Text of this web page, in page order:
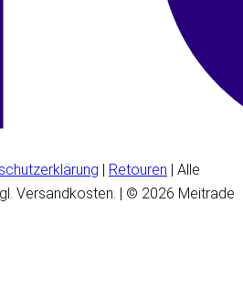
Retouren | Alle
Versandkosten. | © 2026 Meitrade